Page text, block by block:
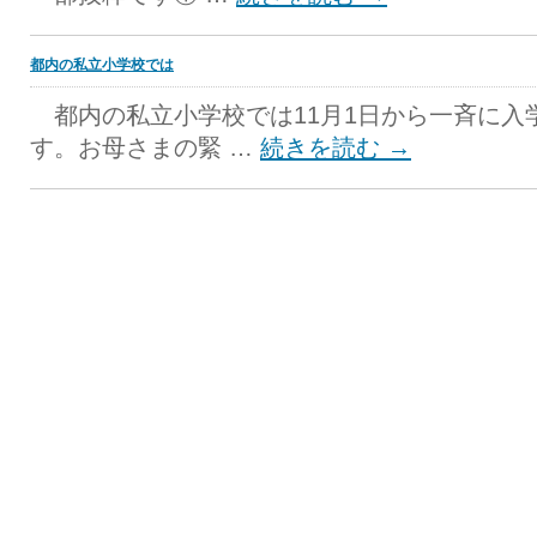
都内の私立小学校では
都内の私立小学校では11月1日から一斉に入
す。お母さまの緊 … 続きを読む →